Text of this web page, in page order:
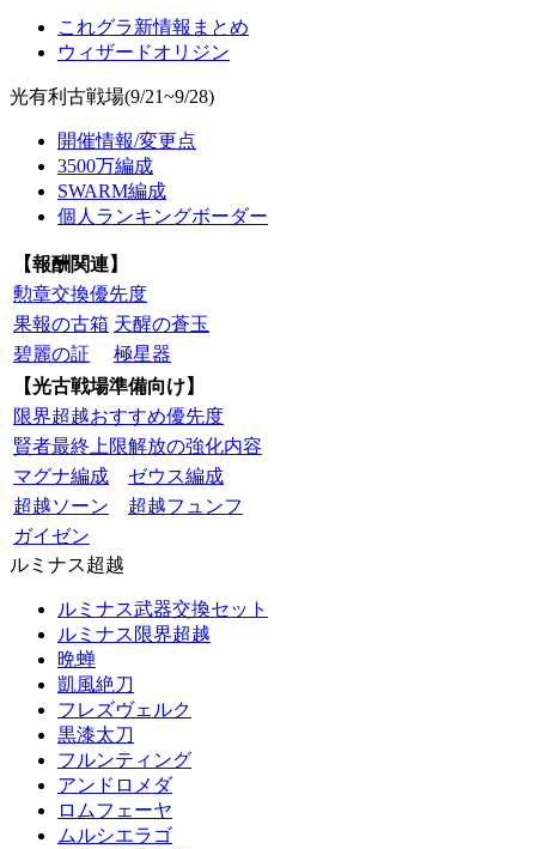
これグラ新情報まとめ
ウィザードオリジン
光有利古戦場(9/21~9/28)
開催情報/変更点
3500万編成
SWARM編成
個人ランキングボーダー
【報酬関連】
勲章交換優先度
果報の古箱 天醒の蒼玉
碧麗の証
極星器
【光古戦場準備向け】
限界超越おすすめ優先度
賢者最終上限解放の強化内容
マグナ編成
ゼウス編成
超越ソーン
超越フュンフ
ガイゼン
ルミナス超越
ルミナス武器交換セット
ルミナス限界超越
晩蝉
凱風絶刀
フレズヴェルク
黒漆太刀
フルンティング
アンドロメダ
ロムフェーヤ
ムルシエラゴ